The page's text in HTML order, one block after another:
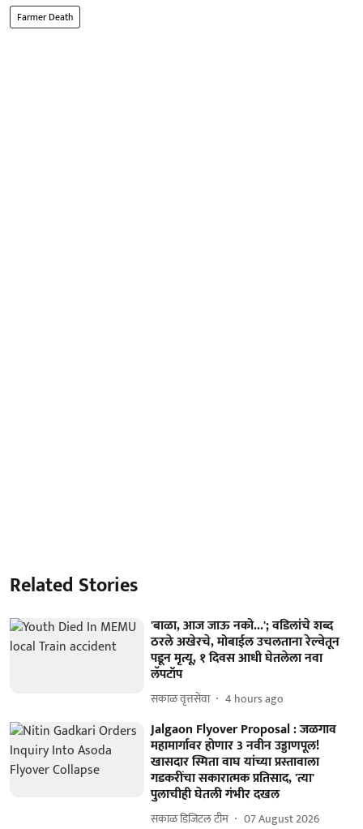
Farmer Death
Related Stories
'बाळा, आज जाऊ नको...'; वडिलांचे शब्द
ठरले अखेरचे, मोबाईल उचलताना रेल्वेतून
पडून मृत्यू, १ दिवस आधी घेतलेला नवा
लॅपटॉप
सकाळ वृत्तसेवा 4 hours ago
Jalgaon Flyover Proposal : जळगाव
महामार्गावर होणार 3 नवीन उड्डाणपूल!
खासदार स्मिता वाघ यांच्या प्रस्तावाला
गडकरींचा सकारात्मक प्रतिसाद, 'त्या'
पुलाचीही घेतली गंभीर दखल
सकाळ डिजिटल टीम 07 August 2026